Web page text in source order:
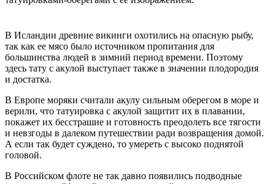
В Исландии древние викинги охотились на опасную рыбу,
так как ее мясо было источником пропитания для
большинства людей в зимний период времени. Поэтому
здесь тату с акулой выступает также в значении плодородия
и достатка.
В Европе моряки считали акулу сильным оберегом в море и
верили, что татуировка с акулой защитит их в плавании,
покажет их бесстрашие и готовность преодолеть все тягости
и невзгоды в далеком путешествии ради возвращения домой.
А если так будет суждено, то умереть с высоко поднятой
головой.
В Российском флоте не так давно появились подводные